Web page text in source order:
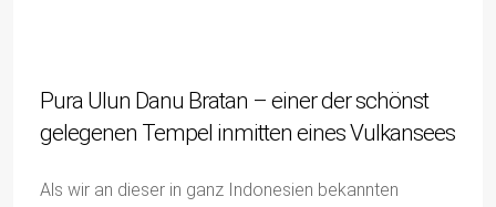
Pura Ulun Danu Bratan – einer der schönst
gelegenen Tempel inmitten eines Vulkansees
Als wir an dieser in ganz Indonesien bekannten